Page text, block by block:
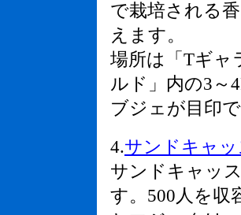
で栽培される
えます。
場所は「Tギャ
ルド」内の3～
ブジェが目印で
4.サンドキャッ
サンドキャッ
す。500人を収